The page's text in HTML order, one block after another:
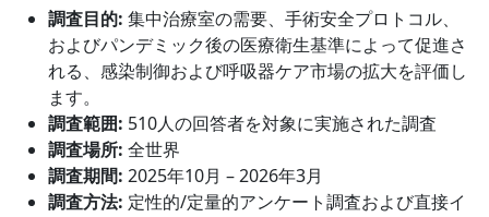
調査目的: 集中治療室の需要、手術安全プロトコル、
およびパンデミック後の医療衛生基準によって促進さ
れる、感染制御および呼吸器ケア市場の拡大を評価し
ます。
調査範囲: 510人の回答者を対象に実施された調査
調査場所: 全世界
調査期間: 2025年10月 – 2026年3月
調査方法: 定性的/定量的アンケート調査および直接イ